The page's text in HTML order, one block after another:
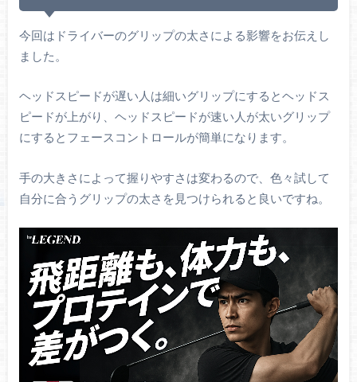
今回はドライバーのグリップの太さによる影響をお伝えし
ました。
ヘッドスピードが遅い人は細いグリップにするとヘッドス
ピードが上がり、ヘッドスピードが速い人が太いグリップ
にするとフェースコントロールが簡単になります。
手の大きさによって握りやすさは変わるので、色々試して
自分に合うグリップの太さを見つけられると良いですね。